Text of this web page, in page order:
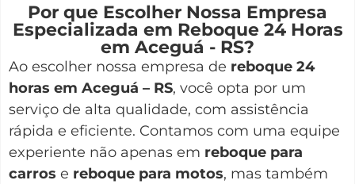
Por que Escolher Nossa Empresa
Especializada em Reboque 24 Horas
em Aceguá - RS?
Ao escolher nossa empresa de reboque 24
horas em Aceguá – RS, você opta por um
serviço de alta qualidade, com assistência
rápida e eficiente. Contamos com uma equipe
experiente não apenas em reboque para
carros e reboque para motos, mas também